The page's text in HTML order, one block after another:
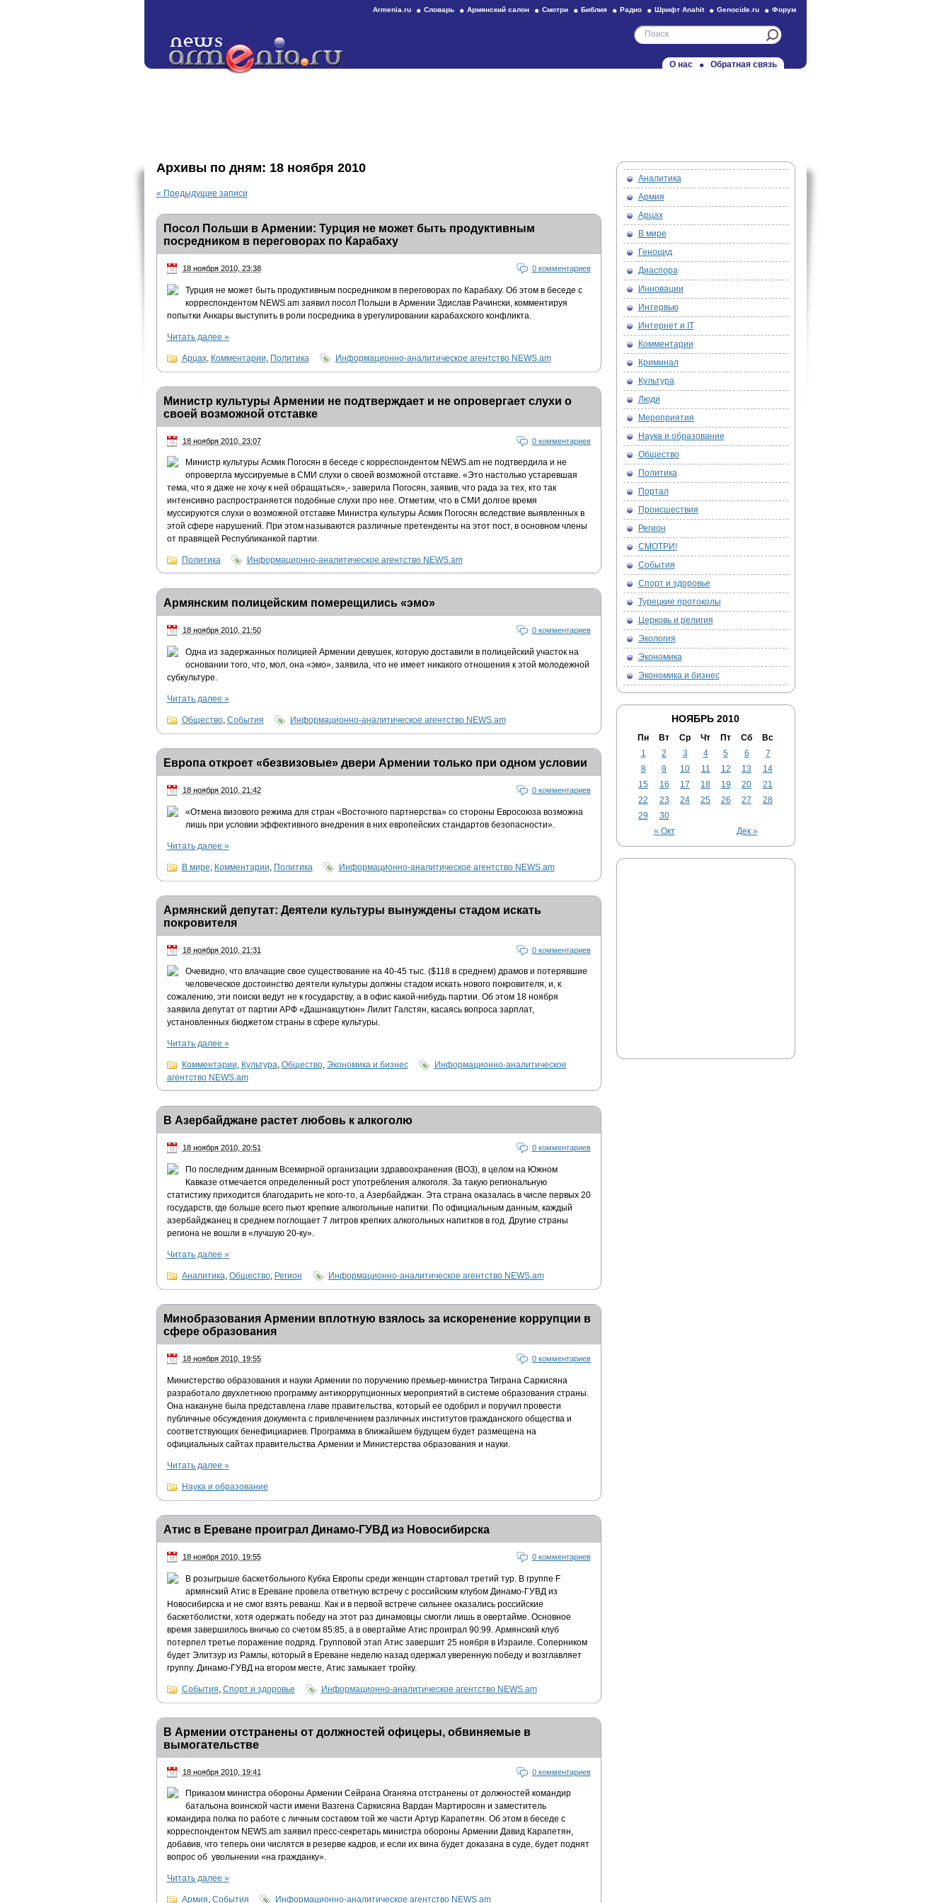
Armenia.ru Словарь Армянский салон Смотри Библия Радио Шрифт Anahit Genocide.ru Форум
О нас Обратная связь
Архивы по дням: 18 ноября 2010
« Предыдущие записи
Посол Польши в Армении: Турция не может быть продуктивным
посредником в переговорах по Карабаху
18 ноября 2010, 23:38 0 комментариев
Турция не может быть продуктивным посредником в переговорах по Карабаху. Об этом в беседе с
корреспондентом NEWS.am заявил посол Польши в Армении Здислав Рачински, комментируя
попытки Анкары выступить в роли посредника в урегулировании карабахского конфликта.
Читать далее »
Арцах, Комментарии Политика Информационно-аналитическое агентство NEWS.am
Министр культуры Армении не подтверждает и не опровергает слухи о
своей возможной отставке
18 ноября 2010, 23:07 0 комментариев
Министр культуры Асмик Погосян в беседе с корреспондентом NEWS.am не подтвердила и не
опровергла муссируемые в СМИ слухи о своей возможной отставке. «Это настолько устаревшая
тема, что я даже не хочу к ней обращаться»,- заверила Погосян, заявив, что рада за тех, кто так
интенсивно распространяется подобные слухи про нее. Отметим, что в СМИ долгое время
муссируются слухи о возможной отставке Министра культуры Асмик Погосян вследствие выявленных в
этой сфере нарушений. При этом называются различные претенденты на этот пост, в основном члены
от правящей Республиканкой партии.
Политика Информационно-аналитическое агентство NEWS.am
Армянским полицейским померещились «эмо»
18 ноября 2010, 21:50 0 комментариев
Одна из задержанных полицией Армении девушек, которую доставили в полицейский участок на
основании того, что, мол, она «эмо», заявила, что не имеет никакого отношения к этой молодежной
субкультуре.
Читать далее »
Общество, События Информационно-аналитическое агентство NEWS.am
Европа откроет «безвизовые» двери Армении только при одном условии
18 ноября 2010, 21:42 0 комментариев
«Отмена визового режима для стран «Восточного партнерства» со стороны Евросоюза возможна
лишь при условии эффективного внедрения в них европейских стандартов безопасности».
Читать далее »
В мире Комментарии Политика Информационно-аналитическое агентство NEWS.am
Армянский депутат: Деятели культуры вынуждены стадом искать
покровителя
18 ноября 2010, 21:31 0 комментариев
Очевидно, что влачащие свое существование на 40-45 тыс. ($118 в среднем) драмов и потерявшие
человеческое достоинство деятели культуры должны стадом искать нового покровителя, и, к
сожалению, эти поиски ведут не к государству, а в офис какой-нибудь партии. Об этом 18 ноября
заявила депутат от партии АРФ «Дашнакцутюн» Лилит Галстян, касаясь вопроса зарплат,
установленных бюджетом страны в сфере культуры.
Читать далее »
Комментарии, Культура, Общество, Экономика и бизнес
Информационно-аналитическое
агентство NEWS.am
В Азербайджане растет любовь к алкоголю
18 ноября 2010, 20:51 0 комментариев
По последним данным Всемирной организации здравоохранения (ВОЗ), в целом на Южном
Кавказе отмечается определенный рост употребления алкоголя. За такую региональную
статистику приходится благодарить не кого-то, а Азербайджан. Эта страна оказалась в числе первых 20
государств, где больше всего пьют крепкие алкогольные напитки. По официальным данным, каждый
азербайджанец в среднем поглощает 7 литров крепких алкогольных напитков в год. Другие страны
региона не вошли в «лучшую 20-ку».
Читать далее »
Аналитика, Общество, Регион Информационно-аналитическое агентство NEWS.am
Минобразования Армении вплотную взялось за искоренение коррупции в
сфере образования
18 ноября 2010, 19:55 0 комментариев
Министерство образования и науки Армении по поручению премьер-министра Тиграна Саркисяна
разработало двухлетнюю программу антикоррупционных мероприятий в системе образования страны.
Она накануне была представлена главе правительства, который ее одобрил и поручил провести
публичные обсуждения документа с привлечением различных институтов гражданского общества и
соответствующих бенефициариев. Программа в ближайшем будущем будет размещена на
официальных сайтах правительства Армении и Министерства образования и науки.
Читать далее »
Наука и образование
Атис в Ереване проиграл Динамо-ГУВД из Новосибирска
18 ноября 2010, 19:55 0 комментариев
В розыгрыше баскетбольного Кубка Европы среди женщин стартовал третий тур. В группе F
армянский Атис в Ереване провела ответную встречу с российским клубом Динамо-ГУВД из
Новосибирска и не смог взять реванш. Как и в первой встрече сильнее оказались российские
баскетболистки, хотя одержать победу на этот раз динамовцы смогли лишь в овертайме. Основное
время завершилось вничью со счетом 85:85, а в овертайме Атис проиграл 90:99. Армянский клуб
потерпел третье поражение подряд. Групповой этап Атис завершит 25 ноября в Израиле. Соперником
будет Элитзур из Рамлы, который в Ереване неделю назад одержал уверенную победу и возглавляет
группу. Динамо-ГУВД на втором месте, Атис замыкает тройку.
События Спорт и здоровье Информационно-аналитическое агентство NEWS.am
В Армении отстранены от должностей офицеры, обвиняемые в
вымогательстве
18 ноября 2010, 19:41 0 комментариев
Приказом министра обороны Армении Сейрана Оганяна отстранены от должностей командир
батальона воинской части имени Вазгена Саркисяна Вардан Мартиросян и заместитель
командира полка по работе с личным составом той же части Артур Карапетян. Об этом в беседе с
корреспондентом NEWS.am заявил пресс-секретарь министра обороны Армении Давид Карапетян,
добавив, что теперь они числятся в резерве кадров, и если их вина будет доказана в суде, будет поднят
вопрос об увольнении «на гражданку».
Читать далее »
Армия, События Информационно-аналитическое агентство NEWS.am
Аналитика
Армия
Арцах
В мире
Геноцид
Диаспора
Инновации
Интервью
Интернет и IT
Комментарии
Криминал
Культура
Люди
Мероприятия
Наука и образование
Общество
Политика
Портал
Происшествия
Регион
СМОТРИ!
События
Спорт и здоровье
Турецкие протоколы
Церковь и религия
Экология
Экономика
Экономика и бизнес
НОЯБРЬ 2010
Пн Вт Ср Чт Пт Сб Вс
« Окт Дек »
1 2 3 4 5 6
7
8
9 10 11 12 13
14
15
16 17 18 19 20
21
22
23 24 25 26 27
28
29
30